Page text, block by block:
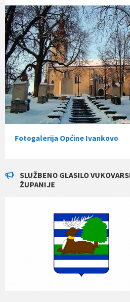
Fotogalerija Općine Ivankovo
SLUŽBENO GLASILO
ŽUPANIJE